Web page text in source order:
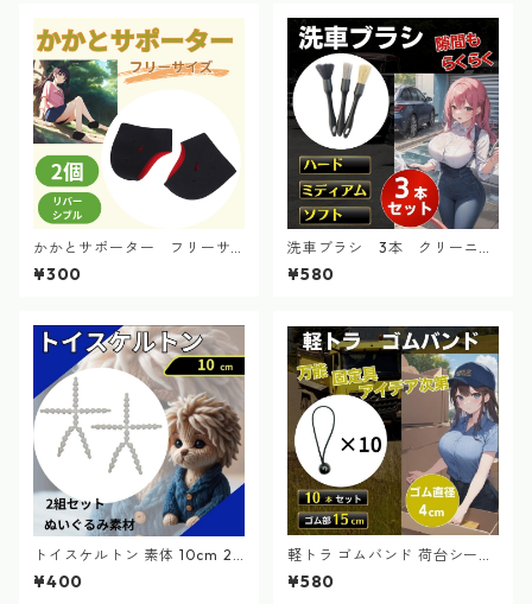
かかとサポーター フリーサ
イズ 黒 保湿 角質ケア 衝撃吸
収 靴下 かかとケア 乾燥 カ
¥300
洗車ブラシ 3本 クリーニン
グ 筆 バイク ホイール ディテ
ール カー用品
¥580
トイスケルトン 素体 10cm 2
個セット 推し活 マスコット ぬ
いぐるみ
¥400
軽トラ ゴムバンド 荷台シート
ゴム紐 ハトメ 15cm ブラッ
ク 10本
¥580